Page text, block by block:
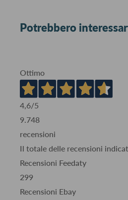
Potrebbero
Ottimo
4,6/5
9.748
recensioni
Il totale delle recensioni
Recensioni Feedaty
299
Recensioni Ebay